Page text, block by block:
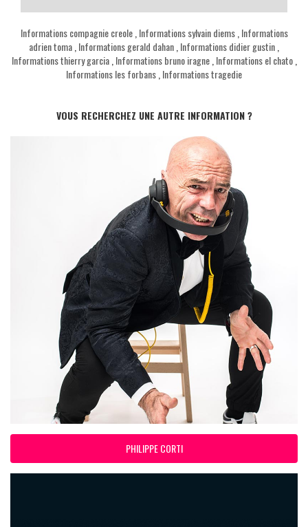
Informations compagnie creole, Informations sylvain diems, Informations
adrien toma Informations gerald dahan Informations didier gustin
Informations thierry garcia, Informations bruno iragne, Informations el chato,
Informations les forbans Informations tragedie
VOUS RECHERCHEZ UNE AUTRE INFORMATION ?
PHILIPPE CORTI